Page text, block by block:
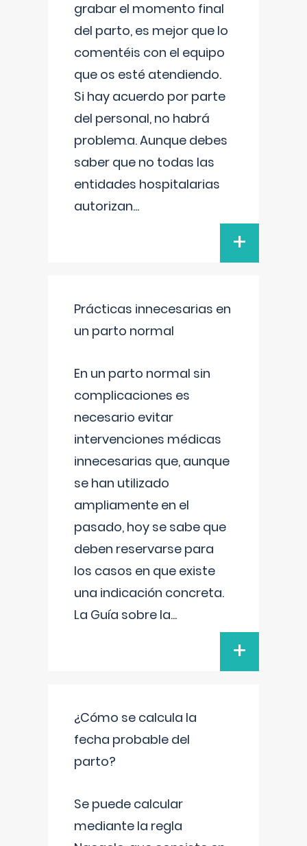
grabar el momento final
del parto, es mejor que lo
comentéis con el equipo
que os esté atendiendo.
Si hay acuerdo por parte
del personal, no habrá
problema. Aunque debes
saber que no todas las
entidades hospitalarias
autorizan...
+
Prácticas innecesarias en
un parto normal
En un parto normal sin
complicaciones es
necesario evitar
intervenciones médicas
innecesarias que, aunque
se han utilizado
ampliamente en el
pasado, hoy se sabe que
deben reservarse para
los casos en que existe
una indicación concreta.
La Guía sobre la...
+
¿Cómo se calcula la
fecha probable del
parto?
Se puede calcular
mediante la regla